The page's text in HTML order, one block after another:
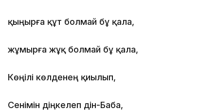
қыңырға құт болмай бұ қала,
жұмырға жұқ болмай бұ қала,
Көңілі көлденең қиылып,
Сенімін діңкелеп дін-Баба,